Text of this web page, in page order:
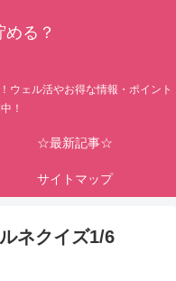
る？
ウェル活やお得な情報・ポイント
！
☆最新記事☆
サイトマップ
ネクイズ1/6